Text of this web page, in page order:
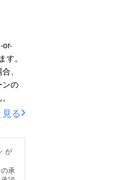
or-
。
、
ンの
る
が
承